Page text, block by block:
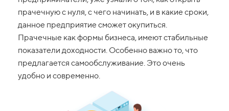
прачечную с нуля, с чего начинать, и в какие сроки,
данное предприятие сможет окупиться.
Прачечные как формы бизнеса, имеют стабильные
показатели доходности. Особенно важно то, что
предлагается самообслуживание. Это очень
удобно и современно.